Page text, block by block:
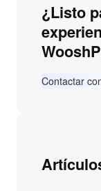
r
¿Listo
Contactar